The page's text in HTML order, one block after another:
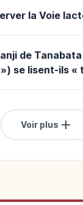
la Voie
de Tanabata
se lisent-ils «
Voir plus add